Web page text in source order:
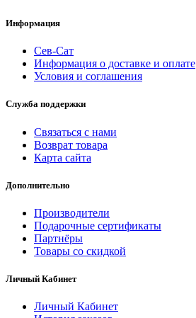
Информация
Сев-Сат
Информация о доставке и оплате
Условия и соглашения
Служба поддержки
Связаться с нами
Возврат товара
Карта сайта
Дополнительно
Производители
Подарочные сертификаты
Партнёры
Товары со скидкой
Личный Кабинет
Личный Кабинет